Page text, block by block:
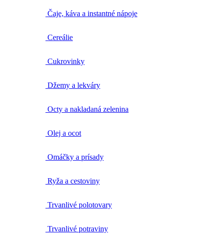
Čaje, káva a instantné nápoje
Cereálie
Cukrovinky
Džemy a lekváry
Octy a nakladaná zelenina
Olej a ocot
Omáčky a prísady
Ryža a cestoviny
Trvanlivé polotovary
Trvanlivé potraviny